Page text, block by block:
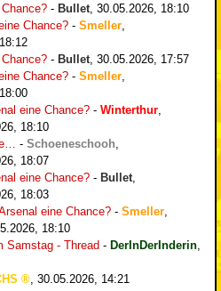
- Bullet 30.05.2026, 18:10
Chance? - Smeller
- Bullet 30.05.2026, 17:57
Chance? - Smeller
eine Chance? - Winterthur
18:10
- Schoeneschooh
18:07
eine Chance? - Bullet
18:03
eine Chance? - Smeller
18:10
Samstag - Thread - DerInDerInderin
30.05.2026, 14:21